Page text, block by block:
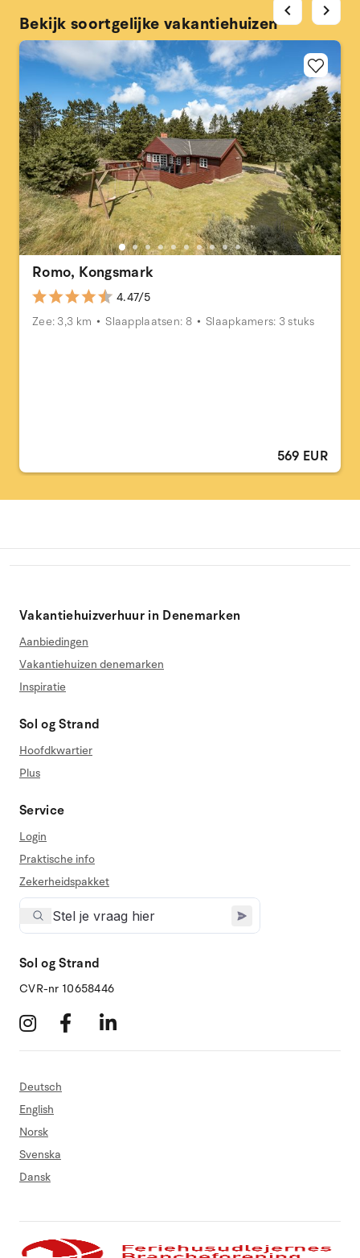
Bekijk soortgelijke vakantiehuizen
Romo, Kongsmark
4.47/5
Zee: 3,3 km
Slaapplaatsen: 8 Slaapkamers: 3 stuks
569 EUR
chevron_left chevron_right
Vakantiehuizverhuur in Denemarken
Aanbiedingen
Vakantiehuizen denemarken
Inspiratie
Sol og Strand
Hoofdkwartier
Plus
Service
Login
Praktische info
Zekerheidspakket
Sol og Strand
CVR-nr 10658446
Deutsch
English
Norsk
Svenska
Dansk